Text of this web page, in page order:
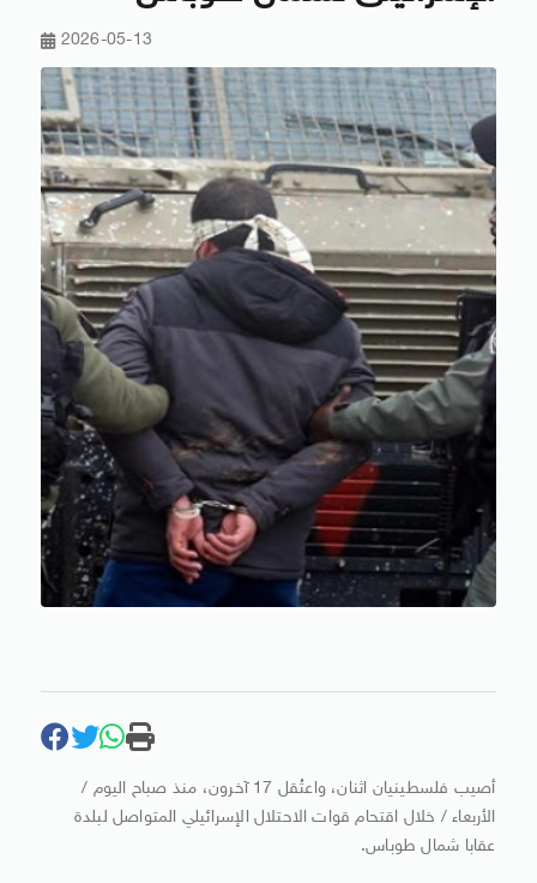
2026-05-13
أصيب فلسطينيان اثنان، واعتُقل 17 آخرون، منذ صباح اليوم /
الأربعاء / خلال اقتحام قوات الاحتلال الإسرائيلي المتواصل لبلدة
عقابا شمال طوباس.